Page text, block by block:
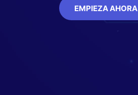
EMPIEZA AHORA